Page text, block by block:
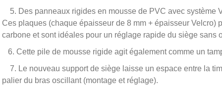
5. Des panneaux rigides en mousse de PVC avec système
Ces plaques (chaque épaisseur de 8 mm + épaisseur Velcro)
carbone et sont idéales pour un réglage rapide du siège sans
6. Cette pile de mousse rigide agit également comme un
7. Le nouveau support de siège laisse un espace entre la
palier du bras oscillant (montage et réglage).